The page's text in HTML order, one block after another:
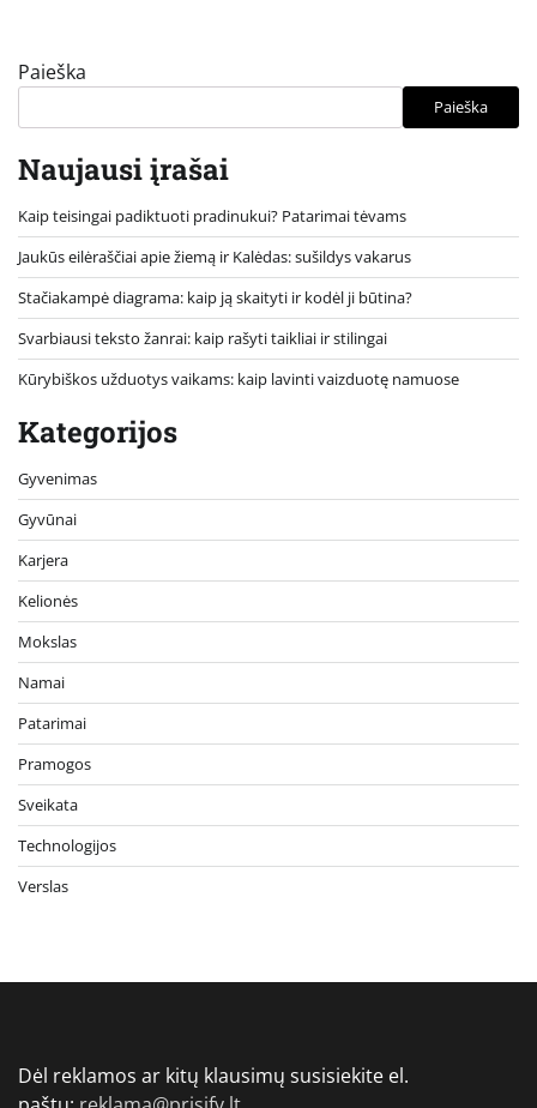
Paieška
Paieška
Naujausi įrašai
Kaip teisingai padiktuoti pradinukui? Patarimai tėvams
Jaukūs eilėraščiai apie žiemą ir Kalėdas: sušildys vakarus
Stačiakampė diagrama: kaip ją skaityti ir kodėl ji būtina?
Svarbiausi teksto žanrai: kaip rašyti taikliai ir stilingai
Kūrybiškos užduotys vaikams: kaip lavinti vaizduotę namuose
Kategorijos
Gyvenimas
Gyvūnai
Karjera
Kelionės
Mokslas
Namai
Patarimai
Pramogos
Sveikata
Technologijos
Verslas
Dėl reklamos ar kitų klausimų susisiekite el.